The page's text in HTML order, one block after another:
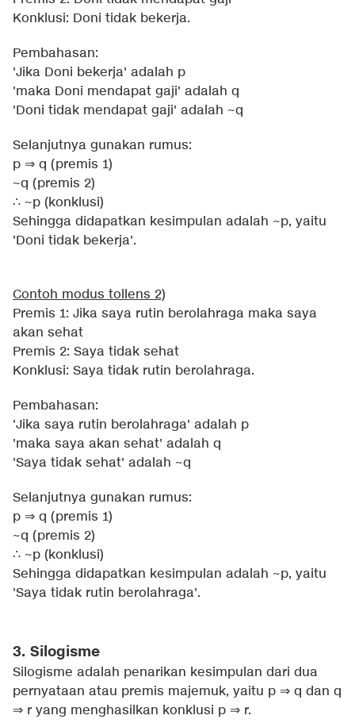
Konklusi: Doni tidak bekerja.
Pembahasan:
'Jika Doni bekerja' adalah p
'maka Doni mendapat gaji' adalah q
'Doni tidak mendapat gaji' adalah ~q
Selanjutnya gunakan rumus:
p ⇒ q (premis 1)
~q (premis 2)
∴ ~p (konklusi)
Sehingga didapatkan kesimpulan adalah ~p, yaitu
'Doni tidak bekerja'.
Contoh modus tollens 2)
Premis 1: Jika saya rutin berolahraga maka saya
akan sehat
Premis 2: Saya tidak sehat
Konklusi: Saya tidak rutin berolahraga.
Pembahasan:
'Jika saya rutin berolahraga' adalah p
'maka saya akan sehat' adalah q
'Saya tidak sehat' adalah ~q
Selanjutnya gunakan rumus:
p ⇒ q (premis 1)
~q (premis 2)
∴ ~p (konklusi)
Sehingga didapatkan kesimpulan adalah ~p, yaitu
'Saya tidak rutin berolahraga'.
3. Silogisme
Silogisme adalah penarikan kesimpulan dari dua
pernyataan atau premis majemuk, yaitu p ⇒ q dan q
⇒ r yang menghasilkan konklusi p ⇒ r.